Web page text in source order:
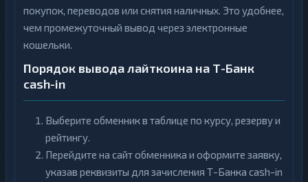
покупок, переводов или снятия наличных. Это удобнее,
чем промежуточный вывод через электронные
кошельки.
Порядок вывода лайткоина на Т-Банк
cash-in
Выберите обменник в таблице по курсу, резерву и
рейтингу.
Перейдите на сайт обменника и оформите заявку,
указав реквизиты для зачисления Т-Банка cash-in